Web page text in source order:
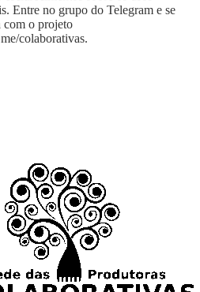
Entre no grupo do Telegram e se
com o projeto
colaborativas.